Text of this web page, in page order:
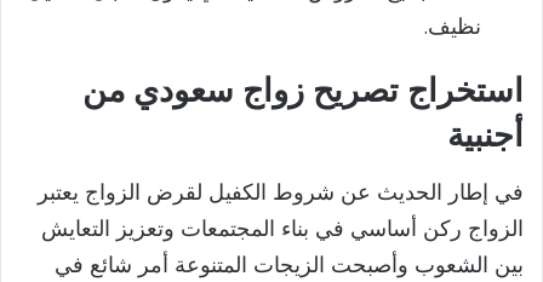
نظيف.
استخراج تصريح زواج سعودي من
أجنبية
في إطار الحديث عن شروط الكفيل لقرض الزواج يعتبر
الزواج ركن أساسي في بناء المجتمعات وتعزيز التعايش
بين الشعوب وأصبحت الزيجات المتنوعة أمر شائع في